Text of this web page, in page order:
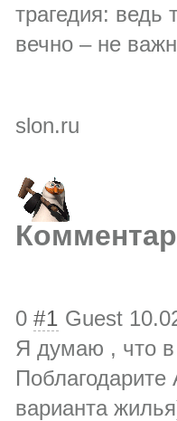
трагедия: ведь
вечно – не
slon.ru
0 #1 Guest
Я думаю , что в
Поблагодарите
варианта